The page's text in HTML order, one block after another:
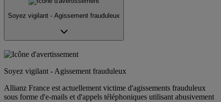
Soyez vigilant - Agissement frauduleux
Soyez vigilant - Agissement frauduleux
Allianz France est actuellement victime d'agissements frauduleux
sous forme d'e-mails et d'appels téléphoniques utilisant abusivement